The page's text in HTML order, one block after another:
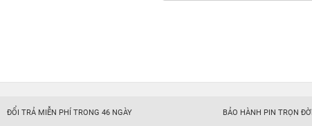
ĐỔI TRẢ MIỄN PHÍ TRONG 46 NGÀY BẢO HÀNH PIN TRỌN ĐỜI